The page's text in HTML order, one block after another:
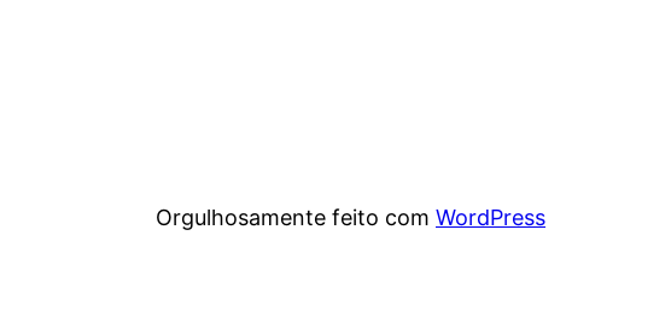
Orgulhosamente feito com WordPress